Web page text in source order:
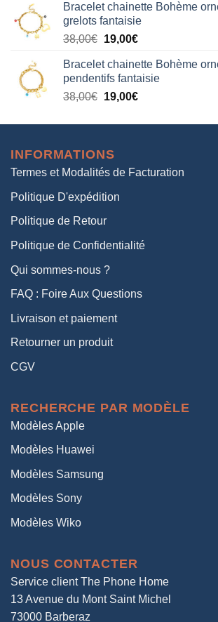
initial
était :
38,00€.
actuel
est :
19,00€.
Bracelet chainette Bohème
grelots fantaisie
38,00€ Le
initial
était :
38,00€.
19,00€Le
actuel
est :
19,00€.
Bracelet chainette Bohème
pendentifs fantaisie
38,00€ Le
initial
38,00€.
19,00€Le
actuel
INFORMATIONS
Termes et Modalités de Facturation
Politique D'expédition
Politique de Retour
Politique de Confidentialité
Qui sommes-nous ?
FAQ : Foire Aux Questions
Livraison et paiement
Retourner un produit
CGV
RECHERCHE PAR MODÈLE
Modèles Apple
Modèles Huawei
Modèles Samsung
Modèles Sony
Modèles Wiko
NOUS CONTACTER
Service client The Phone Home
13 Avenue du Mont Saint Michel
73000 Barberaz